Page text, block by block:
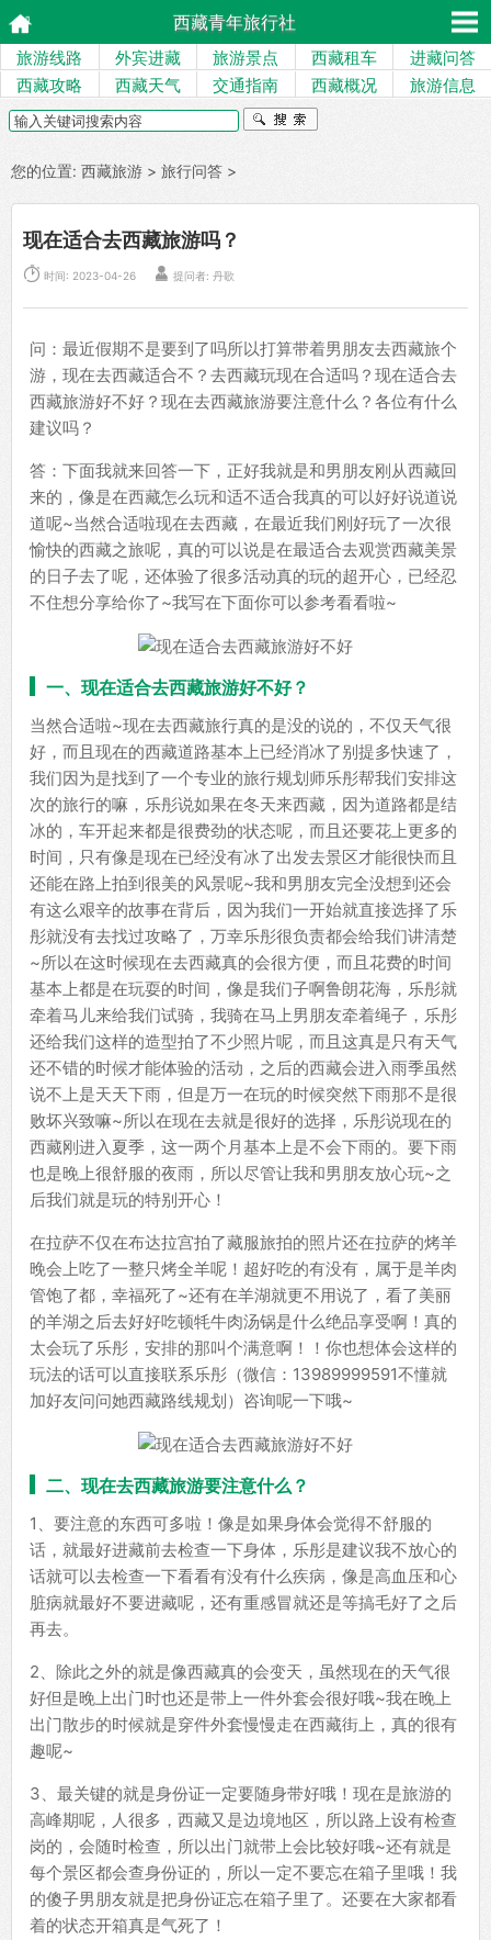
西藏青年旅行社
旅游线路 外宾进藏 旅游景点 西藏租车
进藏问答
西藏攻略
西藏天气 交通指南 西藏概况 旅游信息
您的位置: 西藏旅游 > 旅行问答 >
现在适合去西藏旅游吗？
 时间: 2023-04-26  提问者: 丹歌
问：最近假期不是要到了吗所以打算带着男朋友去西藏旅个
游，现在去西藏适合不？去西藏玩现在合适吗？现在适合去
西藏旅游好不好？现在去西藏旅游要注意什么？各位有什么
建议吗？
答：下面我就来回答一下，正好我就是和男朋友刚从西藏回
来的，像是在西藏怎么玩和适不适合我真的可以好好说道说
道呢~当然合适啦现在去西藏，在最近我们刚好玩了一次很
愉快的西藏之旅呢，真的可以说是在最适合去观赏西藏美景
的日子去了呢，还体验了很多活动真的玩的超开心，已经忍
不住想分享给你了~我写在下面你可以参考看看啦~
一、现在适合去西藏旅游好不好？
当然合适啦~现在去西藏旅行真的是没的说的，不仅天气很
好，而且现在的西藏道路基本上已经消冰了别提多快速了，
我们因为是找到了一个专业的旅行规划师乐彤帮我们安排这
次的旅行的嘛，乐彤说如果在冬天来西藏，因为道路都是结
冰的，车开起来都是很费劲的状态呢，而且还要花上更多的
时间，只有像是现在已经没有冰了出发去景区才能很快而且
还能在路上拍到很美的风景呢~我和男朋友完全没想到还会
有这么艰辛的故事在背后，因为我们一开始就直接选择了乐
彤就没有去找过攻略了，万幸乐彤很负责都会给我们讲清楚
~所以在这时候现在去西藏真的会很方便，而且花费的时间
基本上都是在玩耍的时间，像是我们子啊鲁朗花海，乐彤就
牵着马儿来给我们试骑，我骑在马上男朋友牵着绳子，乐彤
还给我们这样的造型拍了不少照片呢，而且这真是只有天气
还不错的时候才能体验的活动，之后的西藏会进入雨季虽然
说不上是天天下雨，但是万一在玩的时候突然下雨那不是很
败坏兴致嘛~所以在现在去就是很好的选择，乐彤说现在的
西藏刚进入夏季，这一两个月基本上是不会下雨的。要下雨
也是晚上很舒服的夜雨，所以尽管让我和男朋友放心玩~之
后我们就是玩的特别开心！
在拉萨不仅在布达拉宫拍了藏服旅拍的照片还在拉萨的烤羊
晚会上吃了一整只烤全羊呢！超好吃的有没有，属于是羊肉
管饱了都，幸福死了~还有在羊湖就更不用说了，看了美丽
的羊湖之后去好好吃顿牦牛肉汤锅是什么绝品享受啊！真的
太会玩了乐彤，安排的那叫个满意啊！！你也想体会这样的
玩法的话可以直接联系乐彤（微信：13989999591不懂就
加好友问问她西藏路线规划）咨询呢一下哦~
二、现在去西藏旅游要注意什么？
1、要注意的东西可多啦！像是如果身体会觉得不舒服的
话，就最好进藏前去检查一下身体，乐彤是建议我不放心的
话就可以去检查一下看看有没有什么疾病，像是高血压和心
脏病就最好不要进藏呢，还有重感冒就还是等搞毛好了之后
再去。
2、除此之外的就是像西藏真的会变天，虽然现在的天气很
好但是晚上出门时也还是带上一件外套会很好哦~我在晚上
出门散步的时候就是穿件外套慢慢走在西藏街上，真的很有
趣呢~
3、最关键的就是身份证一定要随身带好哦！现在是旅游的
高峰期呢，人很多，西藏又是边境地区，所以路上设有检查
岗的，会随时检查，所以出门就带上会比较好哦~还有就是
每个景区都会查身份证的，所以一定不要忘在箱子里哦！我
的傻子男朋友就是把身份证忘在箱子里了。还要在大家都看
着的状态开箱真是气死了！